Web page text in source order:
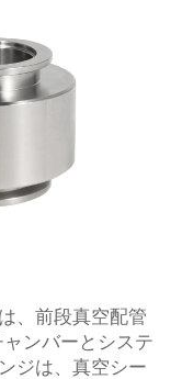
、前段真空配管
ンバーとシステ
ジは、真空シー